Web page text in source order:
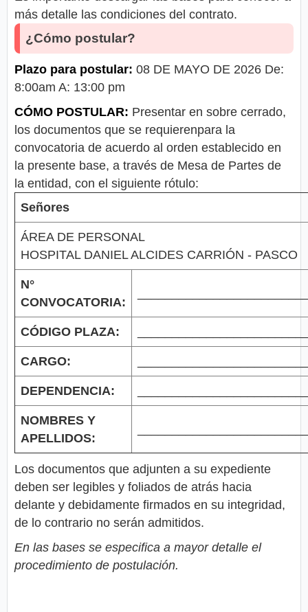
más detalle las condiciones del contrato.
¿Cómo postular?
Plazo para postular: 08 DE MAYO DE 2026 De:
8:00am A: 13:00 pm
CÓMO POSTULAR: Presentar en sobre cerrado,
los documentos que se requierenpara la
convocatoria de acuerdo al orden establecido en
la presente base, a través de Mesa de Partes de
la entidad, con el siguiente rótulo:
Señores
ÁREA DE PERSONAL
HOSPITAL DANIEL ALCIDES CARRIÓN - PASCO
N°
CONVOCATORIA:
CÓDIGO PLAZA:
CARGO:
DEPENDENCIA:
NOMBRES Y
APELLIDOS:
Los documentos que adjunten a su expediente
deben ser legibles y foliados de atrás hacia
delante y debidamente firmados en su integridad,
de lo contrario no serán admitidos.
En las bases se especifica a mayor detalle el
procedimiento de postulación.